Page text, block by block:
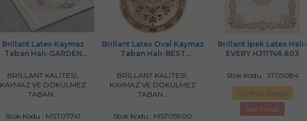
Brillant Latex Kaymaz
Taban Halı-GARDEN
BRİLLANT KALİTESİ,
KAYMAZ VE DÖKÜLMEZ
TABAN...
Stok Kodu : MST07741
Brillant Latex Oval Kaymaz
Taban Halı-BEST
BRİLLANT KALİTESİ,
KAYMAZ VE DÖKÜLMEZ
TABAN...
Stok Kodu : MST05900
Brillant İpek Latex Halı-
EVERY HJ11746.803
Stok Kodu : ST05084
Ücretsiz Kargo
Son Fırsat